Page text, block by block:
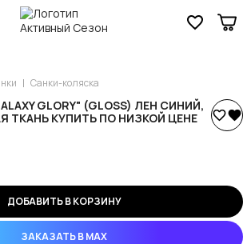
Санки-коляска
GLORY" (GLOSS) ЛЕН СИНИЙ,
КУПИТЬ ПО НИЗКОЙ ЦЕНЕ
ДОБАВИТЬ В КОРЗИНУ
ЗАКАЗАТЬ В MAX